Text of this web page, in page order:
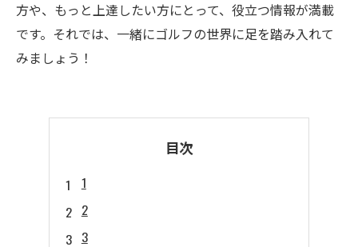
方や、もっと上達したい方にとって、役立つ情報が満載
です。それでは、一緒にゴルフの世界に足を踏み入れて
みましょう！
目次
1
2
3